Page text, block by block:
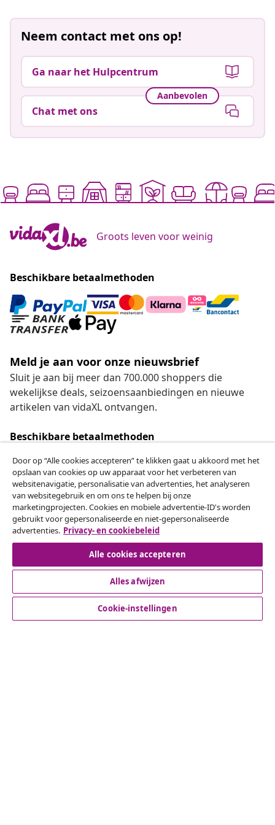
Neem contact met ons op!
Ga naar het Hulpcentrum
Aanbevolen
Chat met ons
Groots leven voor weinig
Beschikbare betaalmethoden
Meld je aan voor onze nieuwsbrief
Sluit je aan bij meer dan 700.000 shoppers die
wekelijkse deals, seizoensaanbiedingen en nieuwe
artikelen van vidaXL ontvangen.
Beschikbare betaalmethoden
Herroeping van de overeenkomst
Een annulering voor je bestelling indienen
Herroeping van de overeenkomst
Klantenservice
Door op “Alle cookies accepteren” te klikken gaat u akkoord met het
opslaan van cookies op uw apparaat voor het verbeteren van
websitenavigatie, personalisatie van advertenties, het analyseren
van websitegebruik en om ons te helpen bij onze
marketingprojecten. Cookies en mobiele advertentie-ID's worden
gebruikt voor gepersonaliseerde en niet-gepersonaliseerde
advertenties. Privacy- en cookiebeleid
Alle cookies accepteren
Alles afwijzen
Cookie-instellingen